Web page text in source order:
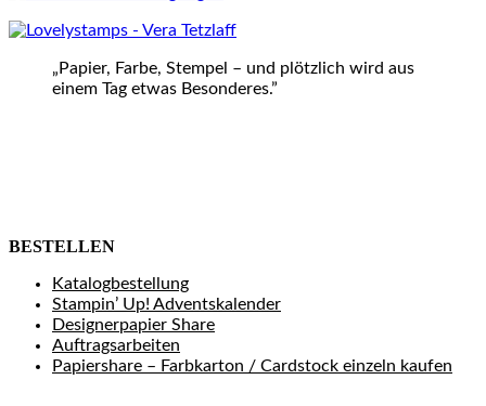
„Papier, Farbe, Stempel – und plötzlich wird aus
einem Tag etwas Besonderes.”
BESTELLEN
Katalogbestellung
Stampin’ Up! Adventskalender
Designerpapier Share
Auftragsarbeiten
Papiershare – Farbkarton / Cardstock einzeln kaufen